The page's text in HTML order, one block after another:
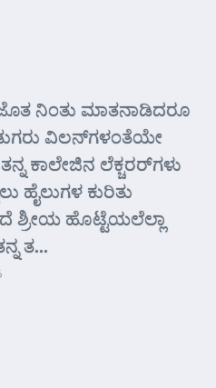
ನಿಂತು ಮಾತನಾಡಿದರೂ
ವಿಲನ್‌ಗಳಂತೆಯೇ
ಕಾಲೇಜಿನ ಲೆಕ್ಚರರ್‌ಗಳು
ಹೈಲುಗಳ ಕುರಿತು
ಶ್ರೀಯ ಹೊಟ್ಟೆಯಲೆಲ್ಲಾ
ತ...